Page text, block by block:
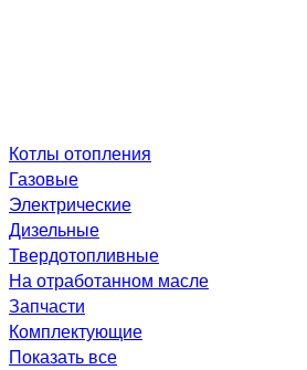
Котлы отопления
Газовые
Электрические
Дизельные
Твердотопливные
На отработанном масле
Запчасти
Комплектующие
Показать все